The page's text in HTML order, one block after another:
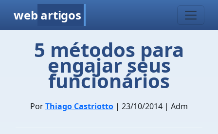
web artigos
5 métodos para
engajar seus
funcionários
PorThiago Castriotto | 23/10/2014 | Adm